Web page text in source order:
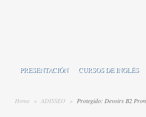
PRESENTACIÓN CURSOS DE INGLÉS
Home » ADISSEO » Protegido: Devoirs B2